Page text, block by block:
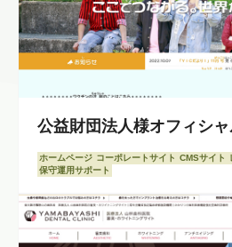
公益財団法人様オフィシ
ホームページ コーポレートサイト CMSサイト
保守運用サポート